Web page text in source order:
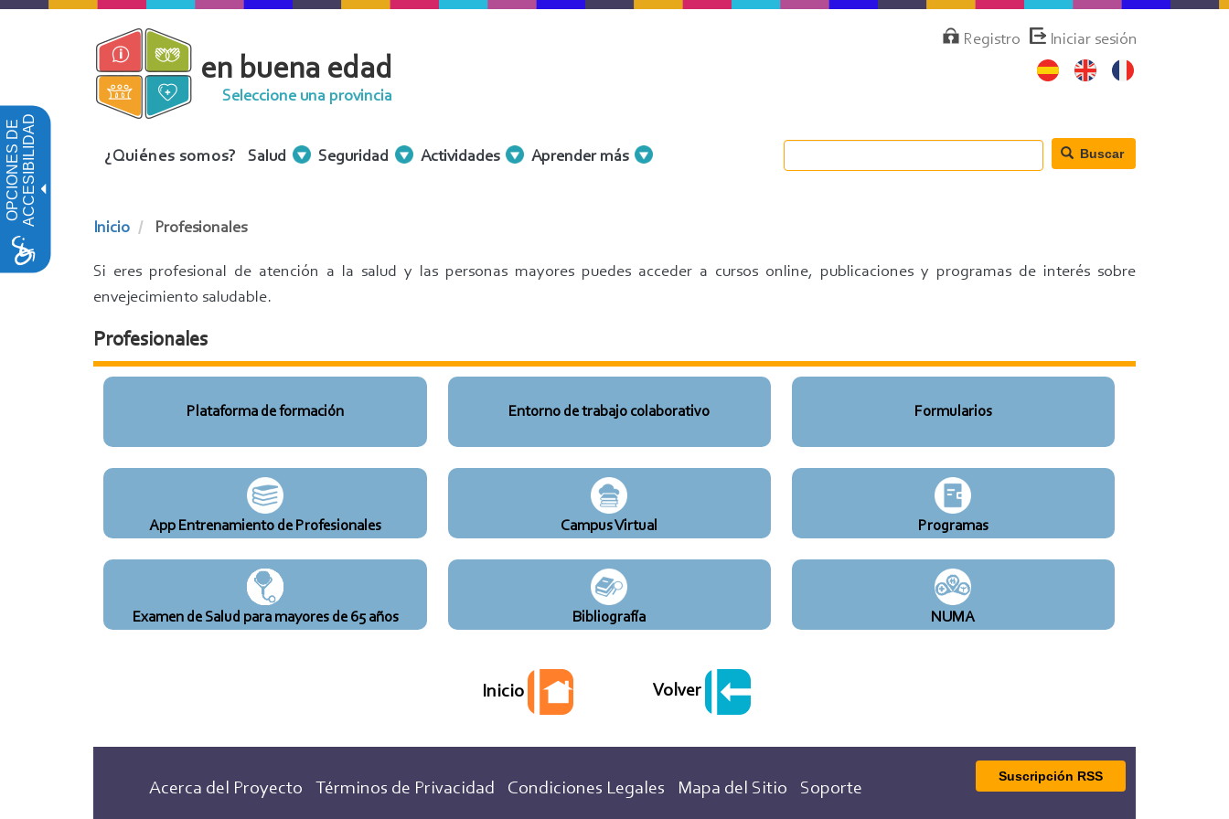
OPCIONES DEACCESIBILIDAD
Pasar
MenúRegistro Iniciar sesión
en buena edad
Seleccione una provincia
Menu
¿Quiénes somos? Salud Seguridad Actividades Aprender más Buscar
Inicio Profesionales
Si eres profesional de atención a la salud y las personas mayores puedes acceder a cursos online, publicaciones y programas de interés sobre
envejecimiento saludable.
Profesionales
Plataforma de formación Entorno de trabajo colaborativo Formularios
App Entrenamiento de Profesionales Campus Virtual Programas
Examen de Salud para mayores de 65 años Bibliografía NUMA
Inicio Volver
Acerca del Proyecto Términos de Privacidad Condiciones Legales Mapa del Sitio Soporte
Suscripción RSS